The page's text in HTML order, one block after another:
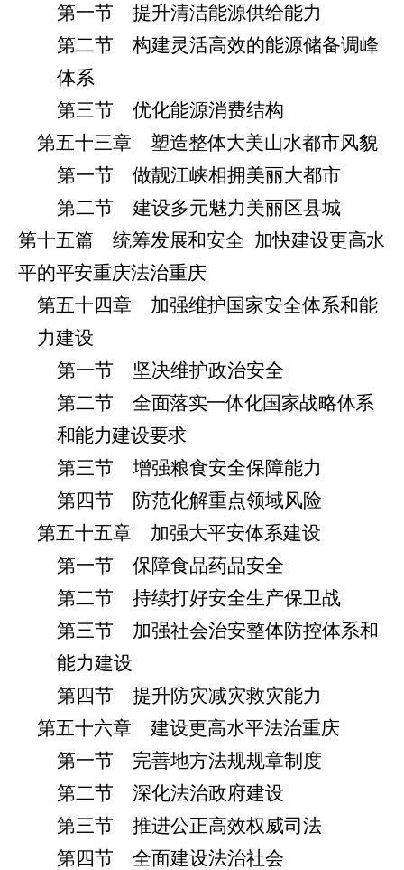
第一节 提升清洁能源供给能力
第二节 构建灵活高效的能源储备调峰
体系
第三节 优化能源消费结构
第五十三章 塑造整体大美山水都市风貌
第一节 做靓江峡相拥美丽大都市
第二节 建设多元魅力美丽区县城
第十五篇 统筹发展和安全 加快建设更高水
平的平安重庆法治重庆
第五十四章 加强维护国家安全体系和能
力建设
第一节 坚决维护政治安全
第二节 全面落实一体化国家战略体系
和能力建设要求
第三节 增强粮食安全保障能力
第四节 防范化解重点领域风险
第五十五章 加强大平安体系建设
第一节 保障食品药品安全
第二节 持续打好安全生产保卫战
第三节 加强社会治安整体防控体系和
能力建设
第四节 提升防灾减灾救灾能力
第五十六章 建设更高水平法治重庆
第一节 完善地方法规规章制度
第二节 深化法治政府建设
第三节 推进公正高效权威司法
第四节 全面建设法治社会